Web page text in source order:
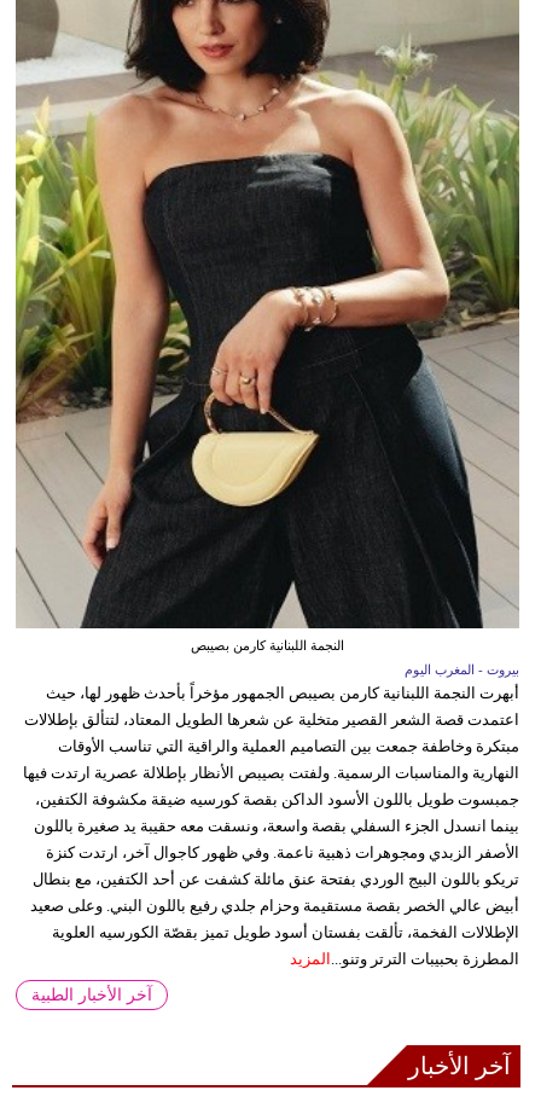
النجمة اللبنانية كارمن بصيبص
بيروت - المغرب اليوم
أبهرت النجمة اللبنانية كارمن بصيبص الجمهور مؤخراً بأحدث ظهور لها، حيث
اعتمدت قصة الشعر القصير متخلية عن شعرها الطويل المعتاد، لتتألق بإطلالات
مبتكرة وخاطفة جمعت بين التصاميم العملية والراقية التي تناسب الأوقات
النهارية والمناسبات الرسمية. ولفتت بصيبص الأنظار بإطلالة عصرية ارتدت فيها
جمبسوت طويل باللون الأسود الداكن بقصة كورسيه ضيقة مكشوفة الكتفين،
بينما انسدل الجزء السفلي بقصة واسعة، ونسقت معه حقيبة يد صغيرة باللون
الأصفر الزبدي ومجوهرات ذهبية ناعمة. وفي ظهور كاجوال آخر، ارتدت كنزة
تريكو باللون البيج الوردي بفتحة عنق مائلة كشفت عن أحد الكتفين، مع بنطال
أبيض عالي الخصر بقصة مستقيمة وحزام جلدي رفيع باللون البني. وعلى صعيد
الإطلالات الفخمة، تألقت بفستان أسود طويل تميز بقصّة الكورسيه العلوية
المطرزة بحبيبات الترتر وتنو... المزيد
آخر الأخبار الطبية
آخر الأخبار